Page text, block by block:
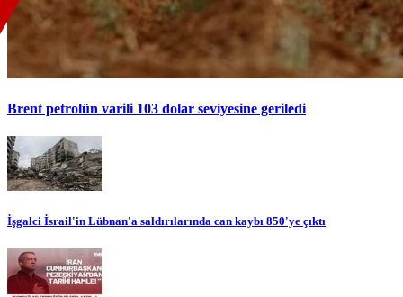
Brent petrolün varili 103 dolar seviyesine geriledi
İşgalci İsrail'in Lübnan'a saldırılarında can kaybı 850'ye çıktı